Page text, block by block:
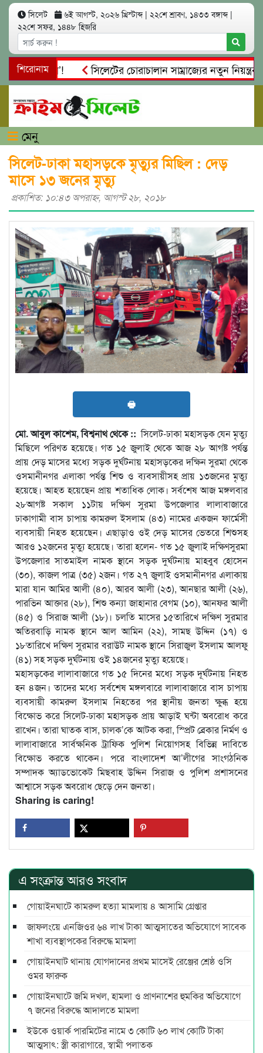
সিলেট ৬ই আগস্ট, ২০২৬ খ্রিস্টাব্দ | ২২শে শ্রাবণ, ১৪৩৩ বঙ্গাব্দ |
২২শে সফর, ১৪৪৮ হিজরি
শিরোনাম
‘নতুন টোল’! সিলেটের চোরাচালান সাম্রাজ্যের নতুন নিয়ন্ত্রক
মেনু
সিলেট-ঢাকা মহাসড়কে মৃত্যুর মিছিল : দেড়
মাসে ১৩ জনের মৃত্যু
প্রকাশিত: ১০:৪৩ অপরাহ্ণ, আগস্ট ২৮, ২০১৮
🖶
মো. আবুল কাশেম, বিশ্বনাথ থেকে :: সিলেট-ঢাকা মহাসড়ক যেন মৃত্যু
মিছিলে পরিণত হয়েছে। গত ১৫ জুলাই থেকে আজ ২৮ আগষ্ট পর্যন্ত
প্রায় দেড় মাসের মধ্যে সড়ক দুর্ঘটনায় মহাসড়কের দক্ষিন সুরমা থেকে
ওসমানীনগর এলাকা পর্যন্ত শিশু ও ব্যবসায়ীসহ প্রায় ১৩জনের মৃত্যু
হয়েছে। আহত হয়েছেন প্রায় শতাধিক লোক। সর্বশেষ আজ মঙ্গলবার
২৮আগষ্ট সকাল ১১টায় দক্ষিণ সুরমা উপজেলার লালাবাজারে
ঢাকাগামী বাস চাপায় কামরুল ইসলাম (৪৩) নামের একজন ফার্মেসী
ব্যবসায়ী নিহত হয়েছেন। এছাড়াও ওই দেড় মাসের ভেতরে শিশুসহ
আরও ১২জনের মৃত্যু হয়েছে। তারা হলেন- গত ১৫ জুলাই দক্ষিণসুরমা
উপজেলার সাতমাইল নামক স্থানে সড়ক দুর্ঘটনায় মাহবুব হোসেন
(৩০), কাজল পাত্র (৩৫) ২জন। গত ২৭ জুলাই ওসমানীনগর এলাকায়
মারা যান আমির আলী (৪০), আরব আলী (২৩), আনছার আলী (২৬),
পারভিন আক্তার (২৮), শিশু কন্যা জাহানার বেগম (১০), আনফর আলী
(৪৫) ও সিরাজ আলী (১৮)। চলতি মাসের ১৫তারিখে দক্ষিণ সুরমার
অতিরবাড়ি নামক স্থানে আল আমিন (২২), সামছ উদ্দিন (১৭) ও
১৮তারিখে দক্ষিণ সুরমার বরাউট নামক স্থানে সিরাজুল ইসলাম আলফু
(৪১) সহ সড়ক দুর্ঘটনায় ওই ১৪জনের মৃত্যু হয়েছে।
মহাসড়কের লালাবাজারে গত ১৫ দিনের মধ্যে সড়ক দূর্ঘটনায় নিহত
হন ৪জন। তাদের মধ্যে সর্বশেষ মঙ্গলবারে লালাবাজারে বাস চাপায়
ব্যবসায়ী কামরুল ইসলাম নিহতের পর স্থানীয় জনতা ক্ষুব্ধ হয়ে
বিক্ষোভ করে সিলেট-ঢাকা মহাসড়ক প্রায় আড়াই ঘন্টা অবরোধ করে
রাখেন। তারা ঘাতক বাস, চালক’কে আটক করা, স্প্রিট ব্রেকার নির্মণ ও
লালাবাজারে সার্বক্ষনিক ট্রাফিক পুলিশ নিয়োগসহ বিভিন্ন দাবিতে
বিক্ষোভ করতে থাকেন। পরে বাংলাদেশ আ’লীগের সাংগঠনিক
সম্পাদক অ্যাডভোকেট মিছবাহ উদ্দিন সিরাজ ও পুলিশ প্রশাসনের
আশ্বাসে সড়ক অবরোধ ছেড়ে দেন জনতা।
Sharing is caring!
এ সংক্রান্ত আরও সংবাদ
গোয়াইনঘাটে কামরুল হত্যা মামলায় ৪ আসামি গ্রেপ্তার
জাফলংয়ে এনজিওর ৬৪ লাখ টাকা আত্মসাতের অভিযোগে সাবেক
শাখা ব্যবস্থাপকের বিরুদ্ধে মামলা
গোয়াইনঘাট থানায় যোগদানের প্রথম মাসেই রেঞ্জের শ্রেষ্ঠ ওসি
ওমর ফারুক
গোয়াইনঘাটে জমি দখল, হামলা ও প্রাণনাশের হুমকির অভিযোগে
৭ জনের বিরুদ্ধে আদালতে মামলা
ইউকে ওয়ার্ক পারমিটের নামে ৩ কোটি ৬০ লাখ কোটি টাকা
আত্মসাৎ: স্ত্রী কারাগারে, স্বামী পলাতক